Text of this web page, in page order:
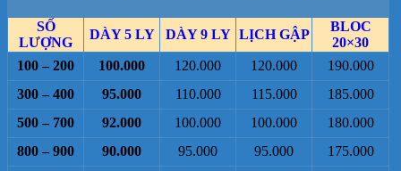
SỐ
LƯỢNG
DÀY 5 LY DÀY 9 LY LỊCH GẬP
BLOC
20×30
100 – 200
100.000 120.000 120.000
190.000
300 – 400
95.000 110.000 115.000
185.000
500 – 700
92.000 100.000 100.000
180.000
800 – 900
90.000 95.000 95.000 175.000